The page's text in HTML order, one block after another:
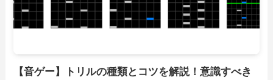
【音ゲー】トリルの種類とコツを解説！意識すべき